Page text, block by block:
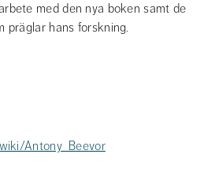
med den nya boken samt de
präglar hans forskning.
Antony_Beevor